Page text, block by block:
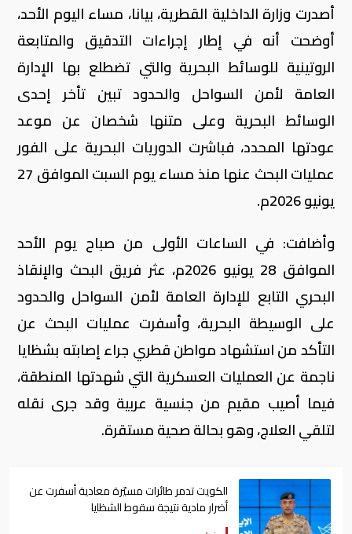
أصدرت وزارة الداخلية القطرية، بيانا، مساء اليوم الأحد،
أوضحت أنه في إطار إجراءات التدقيق والمتابعة
الروتينية للوسائط البحرية والتي تضطلع بها الإدارة
العامة لأمن السواحل والحدود تبين تأخر إحدى
الوسائط البحرية وعلى متنها شخصان عن موعد
عودتها المحدد، فباشرت الدوريات البحرية على الفور
عمليات البحث عنها منذ مساء يوم السبت الموافق 27
يونيو 2026م.
وأضافت: في الساعات الأولى من صباح يوم الأحد
الموافق 28 يونيو 2026م، عثر فريق البحث والإنقاذ
البحري التابع للإدارة العامة لأمن السواحل والحدود
على الوسيطة البحرية، وأسفرت عمليات البحث عن
التأكد من استشهاد مواطن قطري جراء إصابته بشظايا
ناجمة عن العمليات العسكرية التي شهدتها المنطقة،
فيما أصيب مقيم من جنسية عربية وقد جرى نقله
لتلقي العلاج، وهو بحالة صحية مستقرة.
الكويت تدمر طائرات مسيّرة معادية أسفرت عن
أضرار مادية نتيجة سقوط الشظايا